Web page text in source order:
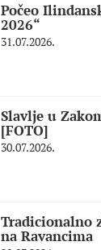
Počeo
2026“
31.07.2026.
Slavlje u
[FOTO]
30.07.2026.
Tradicionalno
na Ravancima